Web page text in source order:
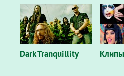
Dark Tranquillity Клипы